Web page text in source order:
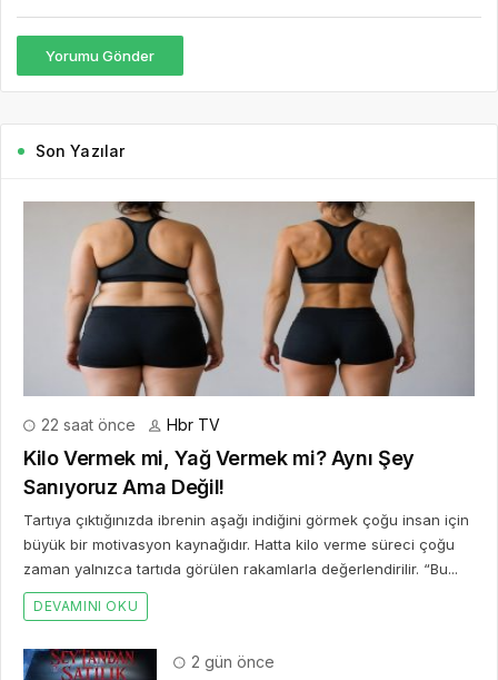
Yorumu Gönder
Son Yazılar
22 saat önce Hbr TV
Kilo Vermek mi, Yağ Vermek mi? Aynı Şey
Sanıyoruz Ama Değil!
Tartıya çıktığınızda ibrenin aşağı indiğini görmek çoğu insan için
büyük bir motivasyon kaynağıdır. Hatta kilo verme süreci çoğu
zaman yalnızca tartıda görülen rakamlarla değerlendirilir. “Bu...
DEVAMINI OKU
2 gün önce